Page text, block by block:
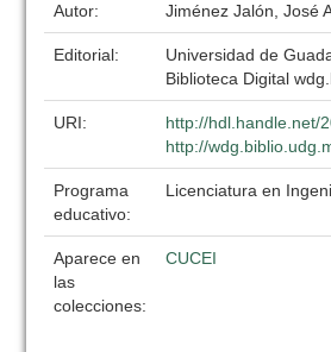
Autor: Jiménez Jalón, José
Editorial:
Universidad de
Biblioteca Digital
URI:
http://hdl.handle.net/
http://
Programa
educativo:
Licenciatura en
Aparece en
las
colecciones:
CUCEI